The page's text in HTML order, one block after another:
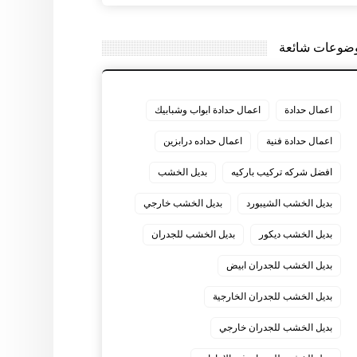
شائعة
اعمال حدادة اعمال حدادة ابواب وشبابيك
اعمال حدادة فنية اعمال حداده درابزين
افضل شركه تركيب باركيه بديل الخشب
بديل الخشب الشيبورد بديل الخشب خارجي
بديل الخشب ديكور بديل الخشب للجدران
بديل الخشب للجدران ابيض
بديل الخشب للجدران الخارجية
بديل الخشب للجدران خارجي